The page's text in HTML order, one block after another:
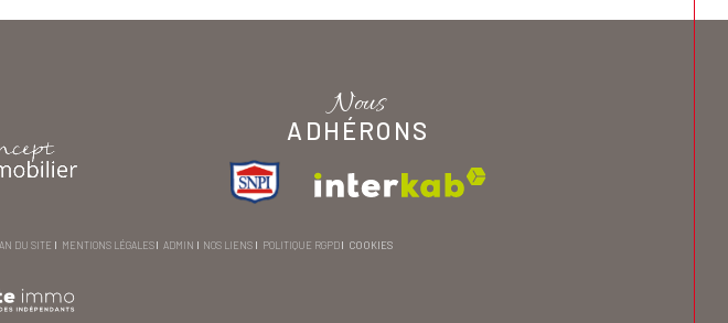
Nous
ADHÉRONS
DU SITE MENTIONS LÉGALES ADMIN NOS LIENS POLITIQUE RGPD COOKIES